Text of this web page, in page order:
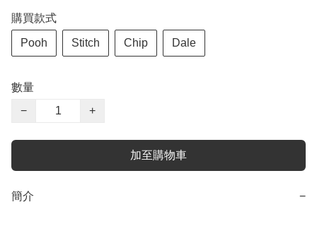
購買款式
Pooh Stitch Chip Dale
數量
−
+
加至購物車
簡介 −